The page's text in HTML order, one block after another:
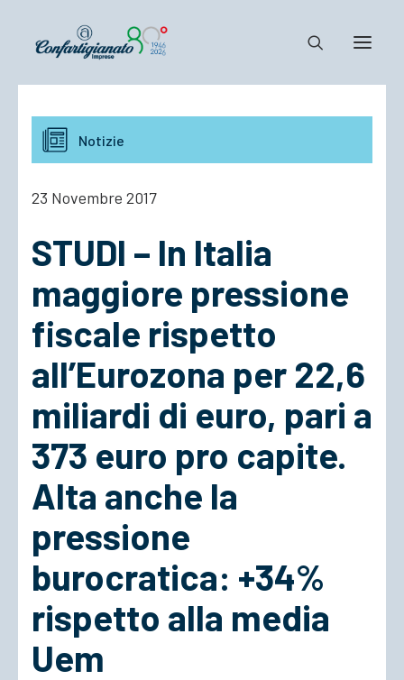
Notizie e Documenti
Confartigianato
Cosa Facciamo
ACCEDI
Notizie
23 Novembre 2017
STUDI – In Italia
maggiore pressione
fiscale rispetto
all’Eurozona per 22,6
miliardi di euro, pari a
373 euro pro capite.
Alta anche la
pressione
burocratica: +34%
rispetto alla media
Uem